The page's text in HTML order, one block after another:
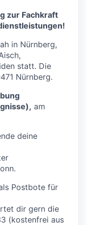
zur Fachkraft
in Nürnberg,
statt. Die
Nürnberg.
am
deine
Postbote für
dir gern die
(kostenfrei aus